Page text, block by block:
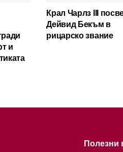
и
Крал Чарлз III
Дейвид Бекъм в
рицарско звание
Полезни